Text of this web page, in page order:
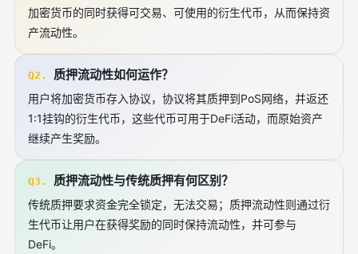
加密货币的同时获得可交易、可使用的衍生代币，从而保持资
产流动性。
Q2. 质押流动性如何运作？
用户将加密货币存入协议，协议将其质押到PoS网络，并返还
1:1挂钩的衍生代币，这些代币可用于DeFi活动，而原始资产
继续产生奖励。
Q3. 质押流动性与传统质押有何区别？
传统质押要求资金完全锁定，无法交易；质押流动性则通过衍
生代币让用户在获得奖励的同时保持流动性，并可参与
DeFi。